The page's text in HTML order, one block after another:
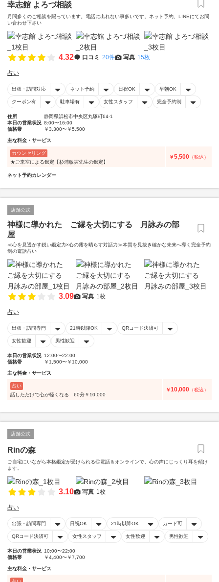
幸志館 よろづ相談
月間多くのご相談を賜っています。電話に出れない事多いです。ネット予約、LINEにてお問
い合わせ下さい
4.32 口コミ 20件 写真 15枚
占い
出張・訪問対応 ネット予約 日祝OK 早朝OK
クーポン有 駐車場有 女性スタッフ 完全予約制
住所
静岡県浜松市中央区丸塚町64-1
本日の営業状況 8:00〜16:00
価格帯
￥3,300〜￥5,500
主な料金・サービス
カウンセリング
★ご来室による鑑定【杉浦敏実先生の鑑定】
￥5,500 （税込）
ネット予約カレンダー
店舗公式
神様に導かれた ご縁を大切にする 月詠みの部
屋
≪心を見透かす鋭い鑑定力×心の霧を晴らす対話力≫本質を見抜き確かな未来へ導く完全予約
制の電話占い
3.09 写真 1枚
占い
出張・訪問専門 21時以降OK QRコード決済可
女性歓迎 男性歓迎
本日の営業状況 12:00〜22:00
価格帯
￥1,500〜￥10,000
主な料金・サービス
占い
話しただけで心が軽くなる 60分￥10,000
￥10,000 （税込）
店舗公式
Rinの森
ご自宅にいながら本格鑑定が受けられる◎電話＆オンラインで、心の声にじっくり耳を傾け
ます。
3.10 写真 1枚
占い
出張・訪問専門 日祝OK 21時以降OK カード可
QRコード決済可 女性スタッフ 女性歓迎 男性歓迎
本日の営業状況 10:00〜22:00
価格帯
￥4,400〜￥7,700
主な料金・サービス